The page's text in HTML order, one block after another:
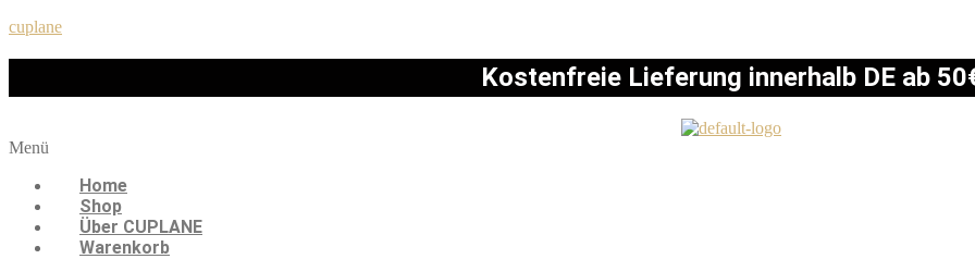
cuplane
Kostenfreie Lieferung innerhalb DE ab
Menü
Home
Shop
Über CUPLANE
Warenkorb